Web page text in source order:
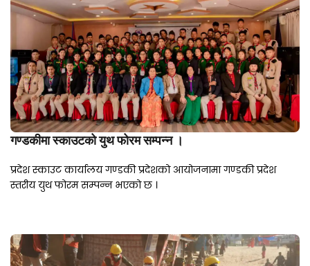
गण्डकीमा स्काउटको युथ फोरम सम्पन्न ।
प्रदेश स्काउट कार्यालय गण्डकी प्रदेशको आयोजनामा गण्डकी प्रदेश
स्तरीय युथ फोरम सम्पन्न भएको छ ।